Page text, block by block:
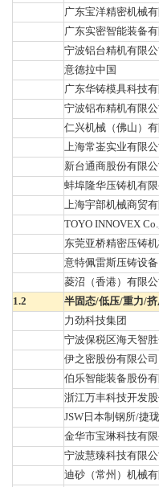
广东宝洋精密机械有
广东实密智能装备有
宁波铝台精机有限公
意德拉中国
广东华铸模具科技有
宁波铝布精机有限公
仁兴机械（佛山）有
上海常崟实业有限公
新台通商股份有限公
蚌埠隆华压铸机有限
上海宇部机械商贸有
TOYO INNOVEX
东莞亚桥精密压铸
意特佩雷斯压铸设
菱沼（香港）有限公
1.2
半固态/低压/重力/
力劲科技集团
宁波保税区海天智
伊之密股份有限公司
伯乐智能装备股份有
浙江万丰科技开发
JSW日本制钢所/捷
金华市宝琳科技有限
宁波慧臻科技有限公
迪砂（常州）机械有